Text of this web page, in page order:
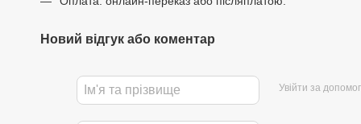
Новий відгук або коментар
Увійти за